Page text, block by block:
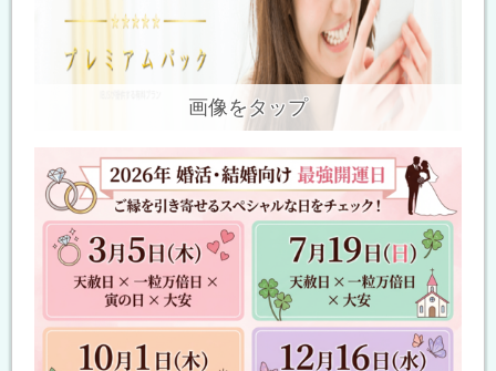
画像をタップ